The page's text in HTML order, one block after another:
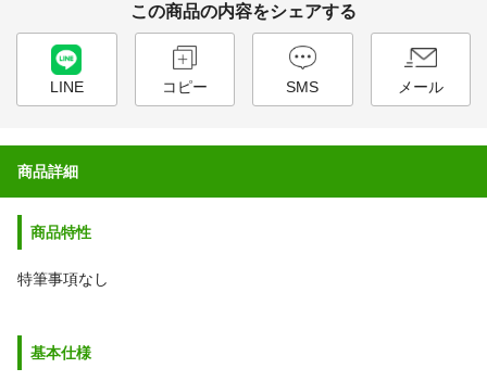
この商品の内容をシェアする
LINE コピー SMS メール
商品詳細
商品特性
特筆事項なし
基本仕様